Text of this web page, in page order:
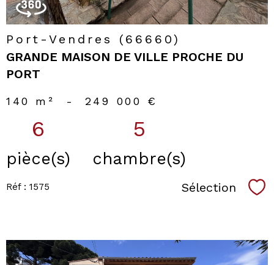
Port-Vendres (66660)
GRANDE MAISON DE VILLE PROCHE DU
PORT
140 m² - 249 000 €
6
pièce(s)
5
chambre(s)
Réf : 1575 Sélection